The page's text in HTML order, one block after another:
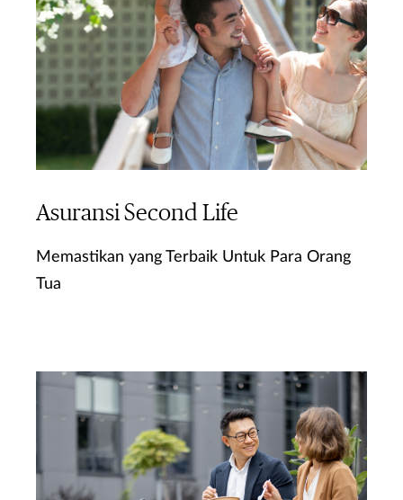
Asuransi Second Life
Memastikan yang Terbaik Untuk Para Orang
Tua